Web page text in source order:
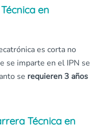
en
es corta no
se imparte en el IPN se
se requieren 3 años
Técnica en